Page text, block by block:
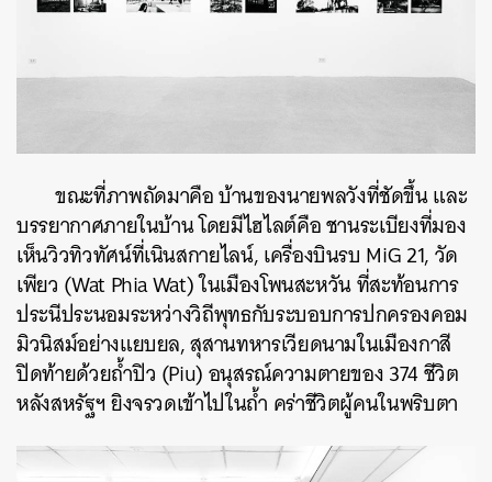
ขณะที่ภาพถัดมาคือ บ้านของนายพลวังที่ชัดขึ้น และ
บรรยากาศภายในบ้าน โดยมีไฮไลต์คือ ชานระเบียงที่มอง
เห็นวิวทิวทัศน์ที่เนินสกายไลน์, เครื่องบินรบ MiG 21, วัด
เพียว (Wat Phia Wat) ในเมืองโพนสะหวัน ที่สะท้อนการ
ประนีประนอมระหว่างวิถีพุทธกับระบอบการปกครองคอม
มิวนิสม์อย่างแยบยล, สุสานทหารเวียดนามในเมืองกาสี
ปิดท้ายด้วยถ้ำปิว (Piu) อนุสรณ์ความตายของ 374 ชีวิต
หลังสหรัฐฯ ยิงจรวดเข้าไปในถ้ำ คร่าชีวิตผู้คนในพริบตา